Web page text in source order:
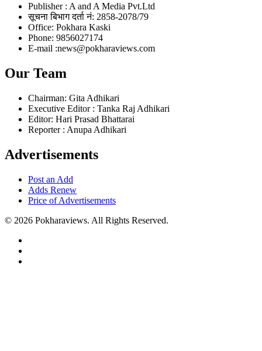
Publisher : A and A Media Pvt.Ltd
सूचना बिभाग दर्ता नं: 2858-2078/79
Office: Pokhara Kaski
Phone: 9856027174
E-mail :news@pokharaviews.com
Our Team
Chairman: Gita Adhikari
Executive Editor : Tanka Raj Adhikari
Editor: Hari Prasad Bhattarai
Reporter : Anupa Adhikari
Advertisements
Post an Add
Adds Renew
Price of Advertisements
© 2026 Pokharaviews. All Rights Reserved.